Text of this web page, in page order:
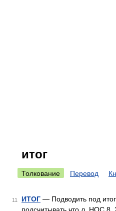
итог
Толкование Перевод
11 ИТОГ — Подводить под